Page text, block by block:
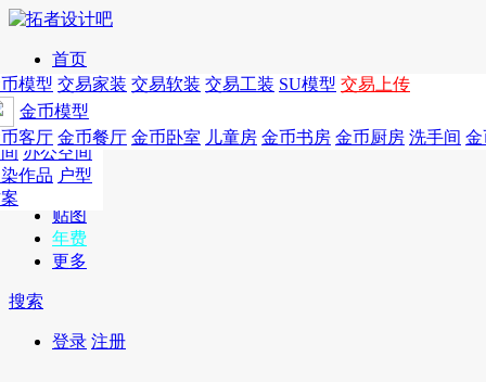
首页
发现
年费 作品 图纸 交易 软装 工装 SU模 金币
年费版块
费图纸 年费户型 年费高清 年费视频 年费模型 年费精选
作品
别墅 国外
酒店设计
设计 商业
办公空间
作品 户型
模型
模型 交易家装 交易软装 交易工装 SU模型 交易上传
金币模型
客厅 金币餐厅 金币卧室 儿童房 金币书房 金币厨房 洗手间 金
CAD
概念
贴图
年费
更多
搜索
登录 注册